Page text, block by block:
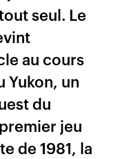
seul. Le
au cours
Yukon, un
du
jeu
de 1981, la